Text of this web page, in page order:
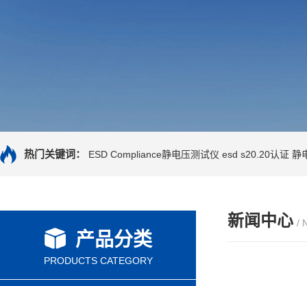
热门关键词： ESD Compliance静电压测试仪 esd s20.20认证 静
产品分类
PRODUCTS CATEGORY
新闻中心 /